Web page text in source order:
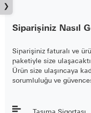
Siparişiniz Nasıl
Siparişiniz faturalı ve
paketiyle size
Ürün size ulaşıncaya
sorumluluğu ve
❯